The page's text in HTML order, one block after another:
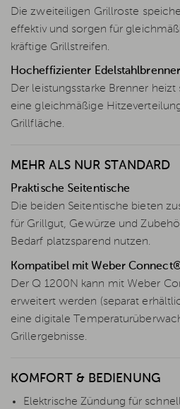
Die zweiteiligen Grillroste
effektiv und sorgen für
kräftige Grillstreifen.
Hocheffizienter Edelstahlbrenner
Der leistungsstarke Brenner
eine gleichmäßige
Grillfläche.
MEHR ALS NUR STANDARD
Praktische Seitentische
Die beiden Seitentische bieten
für Grillgut, Gewürze und
Bedarf platzsparend nutzen.
Kompatibel mit Weber
Der Q 1200N kann mit Weber
erweitert werden (separat
eine digitale
Grillergebnisse.
KOMFORT & BEDIENUNG
Elektrische Zündung für